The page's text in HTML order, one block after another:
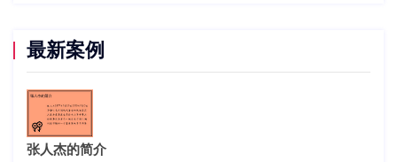
最新案例
张人杰的简介